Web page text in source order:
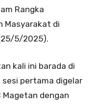
Rangka
Masyarakat di
5/2025).
kali ini barada di
pertama digelar
Magetan dengan